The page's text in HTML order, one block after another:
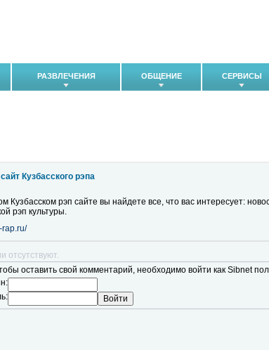
РАЗВЛЕЧЕНИЯ ОБЩЕНИЕ СЕРВИСЫ
Кузбасского рэпа
Кузбасском рэп сайте вы найдете все, что вас интересует:
рэп культуры.
rap.ru/
отсутствуют.
оставить свой комментарий, необходимо войти как Sibnet